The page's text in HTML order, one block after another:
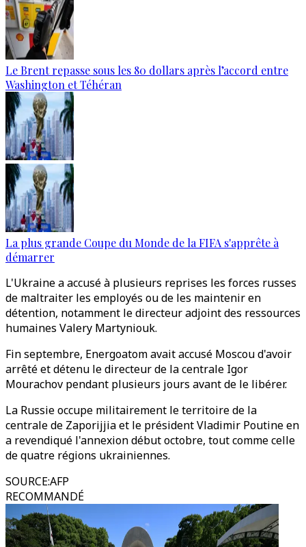
Le Brent repasse sous les 80 dollars après l’accord entre
Washington et Téhéran
La plus grande Coupe du Monde de la FIFA s'apprête à
démarrer
L'Ukraine a accusé à plusieurs reprises les forces russes
de maltraiter les employés ou de les maintenir en
détention, notamment le directeur adjoint des ressources
humaines Valery Martyniouk.
Fin septembre, Energoatom avait accusé Moscou d'avoir
arrêté et détenu le directeur de la centrale Igor
Mourachov pendant plusieurs jours avant de le libérer.
La Russie occupe militairement le territoire de la
centrale de Zaporijjia et le président Vladimir Poutine en
a revendiqué l'annexion début octobre, tout comme celle
de quatre régions ukrainiennes.
SOURCE:AFP
RECOMMANDÉ